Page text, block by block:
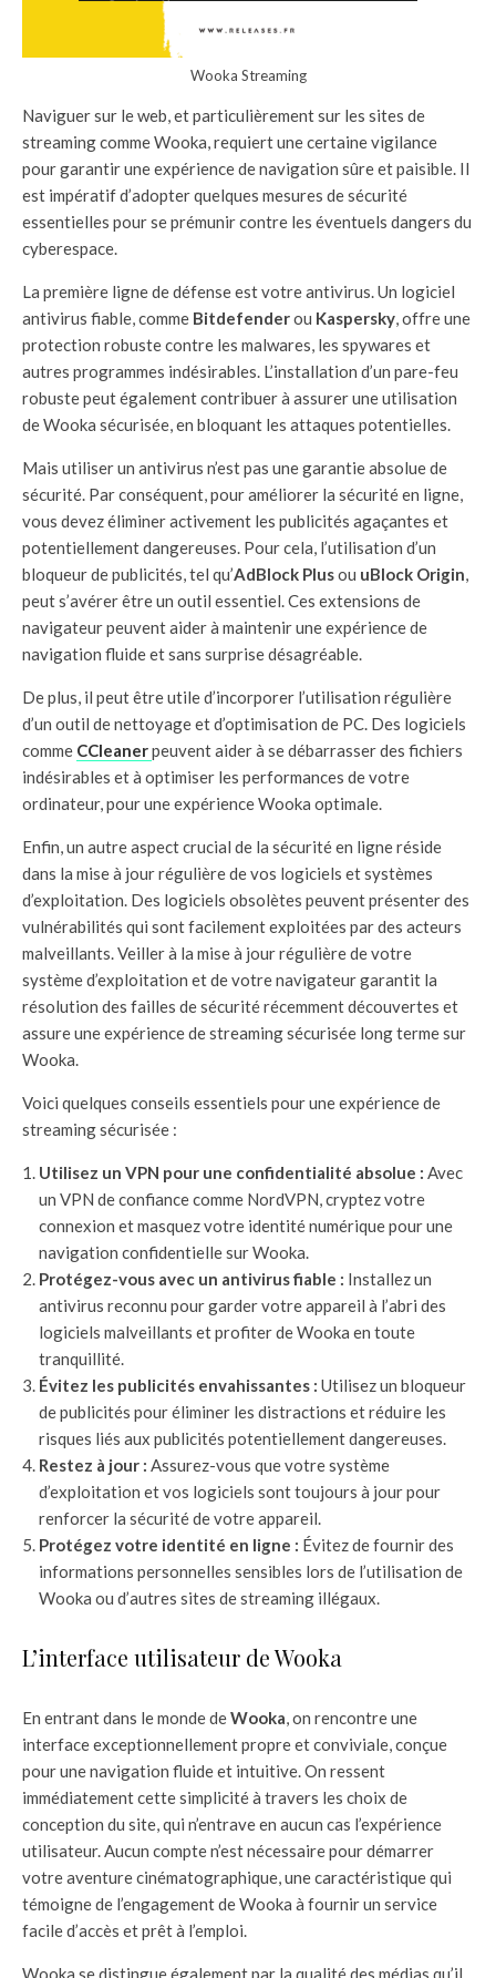
Wooka Streaming
Naviguer sur le web, et particulièrement sur les sites de
streaming comme Wooka, requiert une certaine vigilance
pour garantir une expérience de navigation sûre et paisible. Il
est impératif d’adopter quelques mesures de sécurité
essentielles pour se prémunir contre les éventuels dangers du
cyberespace.
La première ligne de défense est votre antivirus. Un logiciel
antivirus fiable, comme Bitdefenderou Kaspersky, offre une
protection robuste contre les malwares, les spywares et
autres programmes indésirables. L’installation d’un pare-feu
robuste peut également contribuer à assurer une utilisation
de Wooka sécurisée, en bloquant les attaques potentielles.
Mais utiliser un antivirus n’est pas une garantie absolue de
sécurité. Par conséquent, pour améliorer la sécurité en ligne,
vous devez éliminer activement les publicités agaçantes et
potentiellement dangereuses. Pour cela, l’utilisation d’un
bloqueur de publicités, tel qu’AdBlock Plusou uBlock Origin,
peut s’avérer être un outil essentiel. Ces extensions de
navigateur peuvent aider à maintenir une expérience de
navigation fluide et sans surprise désagréable.
De plus, il peut être utile d’incorporer l’utilisation régulière
d’un outil de nettoyage et d’optimisation de PC. Des logiciels
comme CCleanerpeuvent aider à se débarrasser des fichiers
indésirables et à optimiser les performances de votre
ordinateur, pour une expérience Wooka optimale.
Enfin, un autre aspect crucial de la sécurité en ligne réside
dans la mise à jour régulière de vos logiciels et systèmes
d’exploitation. Des logiciels obsolètes peuvent présenter des
vulnérabilités qui sont facilement exploitées par des acteurs
malveillants. Veiller à la mise à jour régulière de votre
système d’exploitation et de votre navigateur garantit la
résolution des failles de sécurité récemment découvertes et
assure une expérience de streaming sécurisée long terme sur
Wooka.
Voici quelques conseils essentiels pour une expérience de
streaming sécurisée :
Utilisez un VPN pour une confidentialité absolue : Avec
un VPN de confiance comme NordVPN, cryptez votre
connexion et masquez votre identité numérique pour une
navigation confidentielle sur Wooka.
Protégez-vous avec un antivirus fiable : Installez un
antivirus reconnu pour garder votre appareil à l’abri des
logiciels malveillants et profiter de Wooka en toute
tranquillité.
Évitez les publicités envahissantes : Utilisez un bloqueur
de publicités pour éliminer les distractions et réduire les
risques liés aux publicités potentiellement dangereuses.
Restez à jour : Assurez-vous que votre système
d’exploitation et vos logiciels sont toujours à jour pour
renforcer la sécurité de votre appareil.
Protégez votre identité en ligne : Évitez de fournir des
informations personnelles sensibles lors de l’utilisation de
Wooka ou d’autres sites de streaming illégaux.
L’interface utilisateur de Wooka
En entrant dans le monde deWooka, on rencontre une
interface exceptionnellement propre et conviviale, conçue
pour une navigation fluide et intuitive. On ressent
immédiatement cette simplicité à travers les choix de
conception du site, qui n’entrave en aucun cas l’expérience
utilisateur. Aucun compte n’est nécessaire pour démarrer
votre aventure cinématographique, une caractéristique qui
témoigne de l’engagement de Wooka à fournir un service
facile d’accès et prêt à l’emploi.